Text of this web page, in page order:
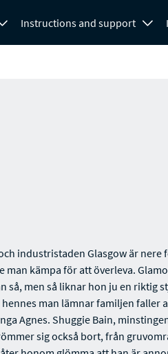
Instructions and support
industristaden Glasgow är
kämpa för att överleva.
så, men så liknar hon ju en riktig
man lämnar familjen faller
Agnes. Shuggie Bain,
sig också bort, från